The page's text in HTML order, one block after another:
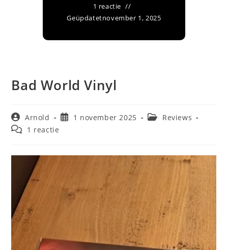
1 reactie
Geüpdatetnovember 1, 2025
Bad World Vinyl
Bericht
auteur:
Arnold
Bericht1 november 2025 Berichtcategorie:
Reviews
Bericht1 reactie